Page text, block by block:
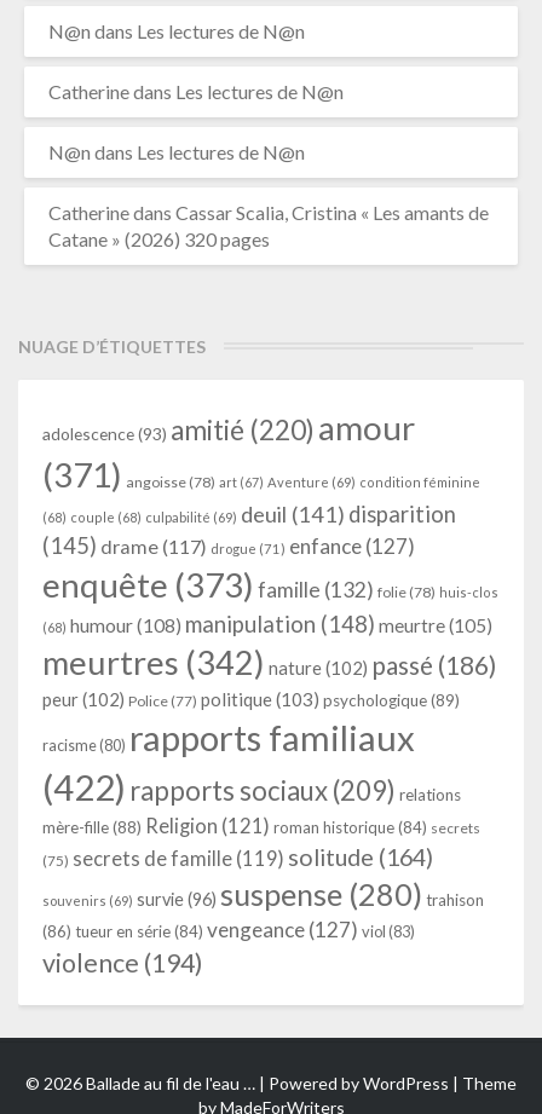
N@n dans Les lectures de N@n
Catherinedans Les lectures de N@n
N@n dans Les lectures de N@n
Catherinedans Cassar Scalia, Cristina « Les amants de
Catane » (2026) 320 pages
NUAGE D’ÉTIQUETTES
adolescence(93) amitié (220) amour
(371) angoisse (78) art (67) Aventure (69) condition féminine
(68) couple (68) culpabilité (69) deuil (141) disparition
(145) drame (117) drogue (71) enfance(127)
enquête (373) famille (132) folie (78) huis-clos
(68) humour(108) manipulation (148) meurtre(105)
meurtres (342) nature(102) passé (186)
peur(102) Police (77) politique(103) psychologique(89)
racisme (80) rapports familiaux
(422) rapports sociaux(209) relations
mère-fille(88) Religion (121) roman historique(84) secrets
(75) secrets de famille (119) solitude (164)
souvenirs (69) survie(96) suspense (280) trahison
(86) tueur en série(84) vengeance(127) viol (83)
violence (194)
© 2026 Ballade au fil de l'eau … | Powered byWordPress | Theme
byMadeForWriters